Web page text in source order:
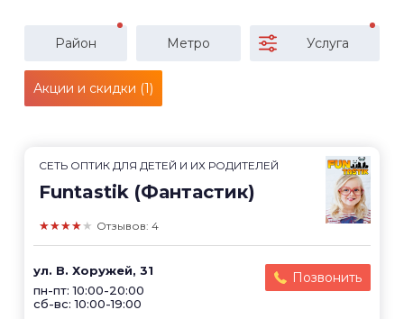
Район Метро Услуга
Акции и скидки (1)
СЕТЬ ОПТИК ДЛЯ ДЕТЕЙ И ИХ РОДИТЕЛЕЙ
Funtastik (Фантастик)
★★★★★ Отзывов: 4
ул. В. Хоружей, 31
пн-пт: 10:00-20:00
сб-вс: 10:00-19:00
Позвонить